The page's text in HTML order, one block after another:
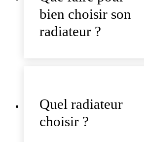
bien choisir son
radiateur ?
Quel radiateur
choisir ?